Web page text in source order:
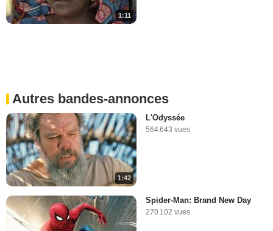
1:11
Autres bandes-annonces
1:42
L'Odyssée
564 643 vues
Spider-Man: Brand New Day
270 102 vues